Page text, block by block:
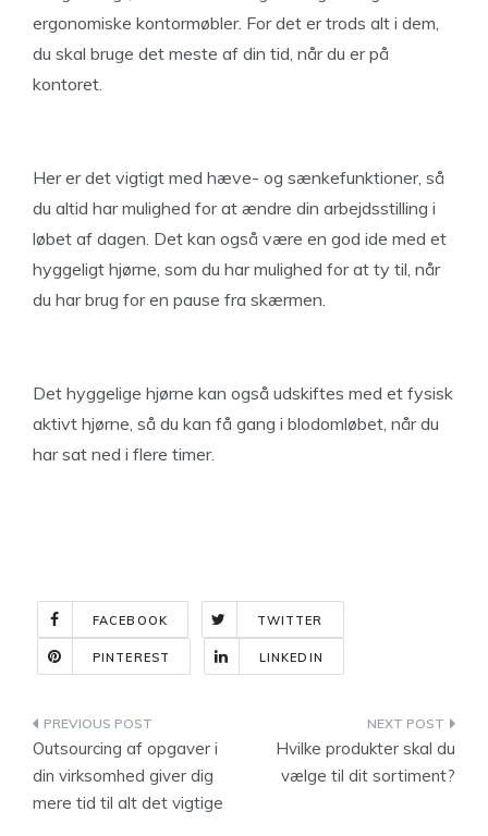
ergonomiske kontormøbler. For det er trods alt i dem,
du skal bruge det meste af din tid, når du er på
kontoret.
Her er det vigtigt med hæve- og sænkefunktioner, så
du altid har mulighed for at ændre din arbejdsstilling i
løbet af dagen. Det kan også være en god ide med et
hyggeligt hjørne, som du har mulighed for at ty til, når
du har brug for en pause fra skærmen.
Det hyggelige hjørne kan også udskiftes med et fysisk
aktivt hjørne, så du kan få gang i blodomløbet, når du
har sat ned i flere timer.
FACEBOOK TWITTER
PINTEREST LINKEDIN
Indlægsnavigation
Outsourcing af opgaver i
din virksomhed giver dig
mere tid til alt det vigtige
Hvilke produkter skal du
vælge til dit sortiment?